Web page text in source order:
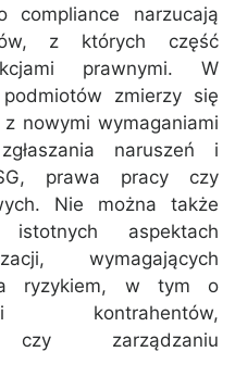
compliance narzucają
z których część
prawnymi. W
zmierzy się
nowymi wymaganiami
naruszeń i
prawa pracy czy
Nie można także
aspektach
wymagających
ryzykiem, w tym o
kontrahentów,
czy zarządzaniu